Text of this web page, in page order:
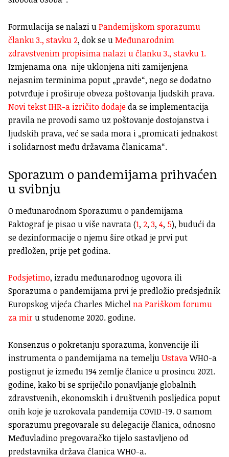
Formulacija se nalazi uPandemijskom sporazumu
članku 3., stavku 2, dok se uMeđunarodnim
zdravstvenim propisima nalazi u članku 3., stavku 1.
Izmjenama ona nije uklonjena niti zamijenjena
nejasnim terminima poput „pravde“, nego se dodatno
potvrđuje i proširuje obveza poštovanja ljudskih prava.
Novi tekst IHR-a izričito dodajeda se implementacija
pravila ne provodi samo uz poštovanje dostojanstva i
ljudskih prava, već se sada mora i „promicati jednakost
i solidarnost među državama članicama“.
Sporazum o pandemijama prihvaćen
u svibnju
O međunarodnom Sporazumu o pandemijama
Faktograf je pisao u više navrata (1, 2, 3, 4, 5), budući da
se dezinformacije o njemu šire otkad je prvi put
predložen, prije pet godina.
Podsjetimo, izradu međunarodnog ugovora ili
Sporazuma o pandemijama prvi je predložio predsjednik
Europskog vijeća Charles Michelna Pariškom forumu
za miru studenome 2020. godine.
Konsenzus o pokretanju sporazuma, konvencije ili
instrumenta o pandemijama na temeljuUstavaWHO-a
postignut je između 194 zemlje članice u prosincu 2021.
godine, kako bi se spriječilo ponavljanje globalnih
zdravstvenih, ekonomskih i društvenih posljedica poput
onih koje je uzrokovala pandemija COVID-19. O samom
sporazumu pregovarale su delegacije članica, odnosno
Međuvladino pregovaračko tijelo sastavljeno od
predstavnika država članica WHO-a.